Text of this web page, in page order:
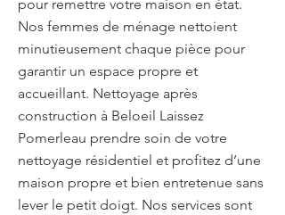
pour remettre votre maison en état.
Nos femmes de ménage nettoient
minutieusement chaque pièce pour
garantir un espace propre et
accueillant. Nettoyage après
construction à Beloeil Laissez
Pomerleau prendre soin de votre
nettoyage résidentiel et profitez d’une
maison propre et bien entretenue sans
lever le petit doigt. Nos services sont